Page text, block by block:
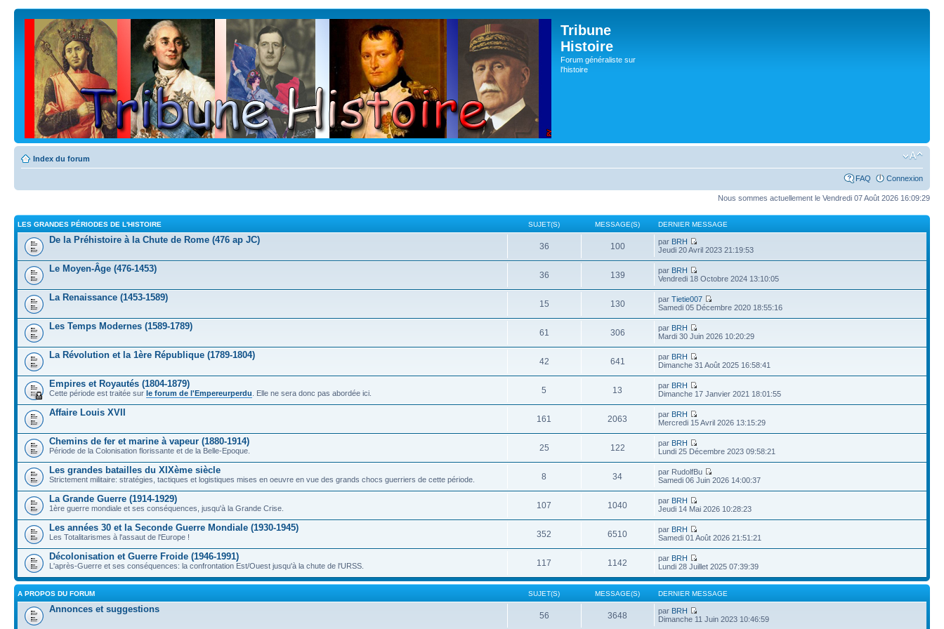
Tribune
Histoire
Forum généraliste sur
l'histoire
Index du forum
FAQ Connexion
Nous sommes actuellement le Vendredi 07 Août 2026 16:09:29
LES GRANDES PÉRIODES DE L'HISTOIRE SUJET(S) MESSAGE(S) DERNIER MESSAGE
De la Préhistoire à la Chute de Rome (476 ap JC)
36 100 par BRH
Jeudi 20 Avril 2023 21:19:53
Le Moyen-Âge (476-1453)
36 139 par BRH
Vendredi 18 Octobre 2024 13:10:05
La Renaissance (1453-1589)
15 130 parTietie007
Samedi 05 Décembre 2020 18:55:16
Les Temps Modernes (1589-1789)
61 306 par BRH
Mardi 30 Juin 2026 10:20:29
La Révolution et la 1ère République (1789-1804)
42 641 par BRH
Dimanche 31 Août 2025 16:58:41
Empires et Royautés (1804-1879)
Cette période est traitée sur le forum de l'Empereurperdu . Elle ne sera donc pas abordée ici. 5 13 par BRH
Dimanche 17 Janvier 2021 18:01:55
Affaire Louis XVII
161 2063 par BRH
Mercredi 15 Avril 2026 13:15:29
Chemins de fer et marine à vapeur (1880-1914)
Période de la Colonisation florissante et de la Belle-Epoque. 25 122 par BRH
Lundi 25 Décembre 2023 09:58:21
Les grandes batailles du XIXème siècle
Strictement militaire: stratégies, tactiques et logistiques mises en oeuvre en vue des grands chocs guerriers de cette période. 8 34
par RudolfBu
Samedi 06 Juin 2026 14:00:37
La Grande Guerre (1914-1929)
1ère guerre mondiale et ses conséquences, jusqu'à la Grande Crise. 107 1040 par BRH
Jeudi 14 Mai 2026 10:28:23
Les années 30 et la Seconde Guerre Mondiale (1930-1945)
Les Totalitarismes à l'assaut de l'Europe ! 352 6510 par BRH
Samedi 01 Août 2026 21:51:21
Décolonisation et Guerre Froide (1946-1991)
L'après-Guerre et ses conséquences: la confrontation Est/Ouest jusqu'à la chute de l'URSS. 117 1142 par BRH
Lundi 28 Juillet 2025 07:39:39
A PROPOS DU FORUM SUJET(S) MESSAGE(S) DERNIER MESSAGE
Annonces et suggestions
56 3648 par BRH
Dimanche 11 Juin 2023 10:46:59